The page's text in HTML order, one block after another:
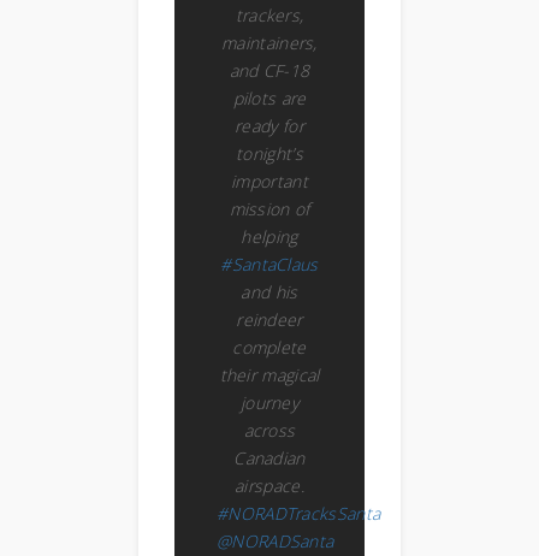
trackers,
maintainers,
and CF-18
pilots are
ready for
tonight’s
important
mission of
helping
#SantaClaus
and his
reindeer
complete
their magical
journey
across
Canadian
airspace.
#NORADTracksSanta
@NORADSanta